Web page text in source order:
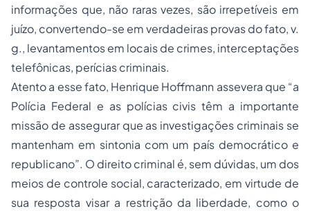
informações que, não raras vezes, são irrepetíveis em
juízo, convertendo-se em verdadeiras provas do fato, v.
g., levantamentos em locais de crimes, interceptações
telefônicas, perícias criminais.
Atento a esse fato, Henrique Hoffmann assevera que “a
Polícia Federal e as polícias civis têm a importante
missão de assegurar que as investigações criminais se
mantenham em sintonia com um país democrático e
republicano”. O direito criminal é, sem dúvidas, um dos
meios de controle social, caracterizado, em virtude de
sua resposta visar a restrição da liberdade, como o